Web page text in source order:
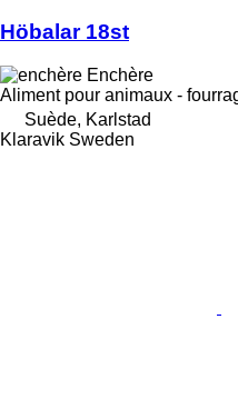
Höbalar 18st
Enchère
Aliment pour animaux -
Suède, Karlstad
Klaravik Sweden